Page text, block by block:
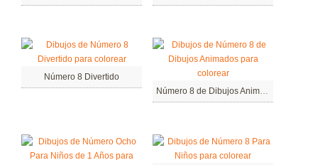
Número 8 Divertido
Número 8 de Dibujos Animados